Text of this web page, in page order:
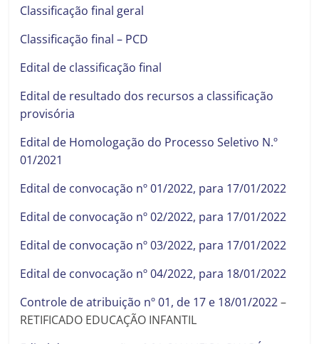
Classificação final geral
Classificação final – PCD
Edital de classificação final
Edital de resultado dos recursos a classificação
provisória
Edital de Homologação do Processo Seletivo N.º
01/2021
Edital de convocação nº 01/2022, para 17/01/2022
Edital de convocação nº 02/2022, para 17/01/2022
Edital de convocação nº 03/2022, para 17/01/2022
Edital de convocação nº 04/2022, para 18/01/2022
Controle de atribuição nº 01, de 17 e 18/01/2022–
RETIFICADO EDUCAÇÃO INFANTIL